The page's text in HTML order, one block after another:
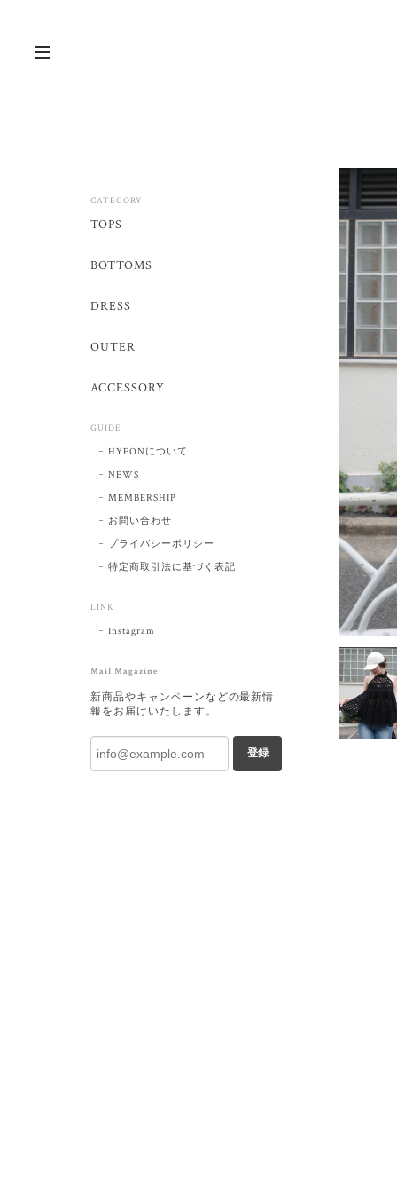
CATEGORY
TOPS
BOTTOMS
DRESS
OUTER
ACCESSORY
GUIDE
HYEONについて
NEWS
MEMBERSHIP
お問い合わせ
プライバシーポリシー
特定商取引法に基づく表記
LINK
Instagram
Mail Magazine
新商品やキャンペーンなどの最新情
報をお届けいたします。
登録